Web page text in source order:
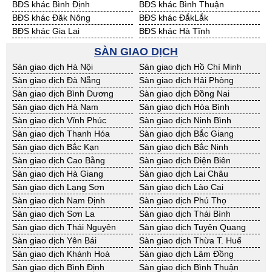
BĐS khác Bình Định
BĐS khác Bình Thuận
BĐS khác Đăk Nông
BĐS khác ĐắkLắk
BĐS khác Gia Lai
BĐS khác Hà Tĩnh
BĐS khác Ninh Thuận
BĐS khác Phú Yên
BĐS khác Quảng Bình
BĐS khác Quảng Nam
BĐS khác Quảng Ngãi
BĐS khác Bà Rịa - VT
BĐS khác Cần Thơ
BĐS khác An Giang
BĐS khác Bạc Liêu
BĐS khác Bến Tre
BĐS khác Bình Phước
BĐS khác Cà Mau
BĐS khác Đồng Tháp
BĐS khác Hậu Giang
BĐS khác Kiên Giang
BĐS khác Long An
BĐS khác Sóc Trăng
BĐS khác Tây Ninh
BĐS khác Tiền Giang
BĐS khác Trà Vinh
BĐS khác Vĩnh Long
BĐS khác Hải Dương
BĐS khác Hưng Yên
BĐS khác Quảng Ninh
SÀN GIAO DỊCH
Sàn giao dịch Hà Nội
Sàn giao dịch Hồ Chí Minh
Sàn giao dịch Đà Nẵng
Sàn giao dịch Hải Phòng
Sàn giao dịch Bình Dương
Sàn giao dịch Đồng Nai
Sàn giao dịch Hà Nam
Sàn giao dịch Hòa Bình
Sàn giao dịch Vĩnh Phúc
Sàn giao dịch Ninh Bình
Sàn giao dịch Thanh Hóa
Sàn giao dịch Bắc Giang
Sàn giao dịch Bắc Kạn
Sàn giao dịch Bắc Ninh
Sàn giao dịch Cao Bằng
Sàn giao dịch Điện Biên
Sàn giao dịch Hà Giang
Sàn giao dịch Lai Châu
Sàn giao dịch Lạng Sơn
Sàn giao dịch Lào Cai
Sàn giao dịch Nam Định
Sàn giao dịch Phú Thọ
Sàn giao dịch Sơn La
Sàn giao dịch Thái Bình
Sàn giao dịch Thái Nguyên
Sàn giao dịch Tuyên Quang
Sàn giao dịch Yên Bái
Sàn giao dịch Thừa T. Huế
Sàn giao dịch Khánh Hoà
Sàn giao dịch Lâm Đồng
Sàn giao dịch Bình Định
Sàn giao dịch Bình Thuận